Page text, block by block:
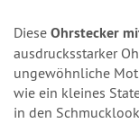
Diese Ohrstecker
ausdrucksstarker
ungewöhnliche
wie ein kleines
in den